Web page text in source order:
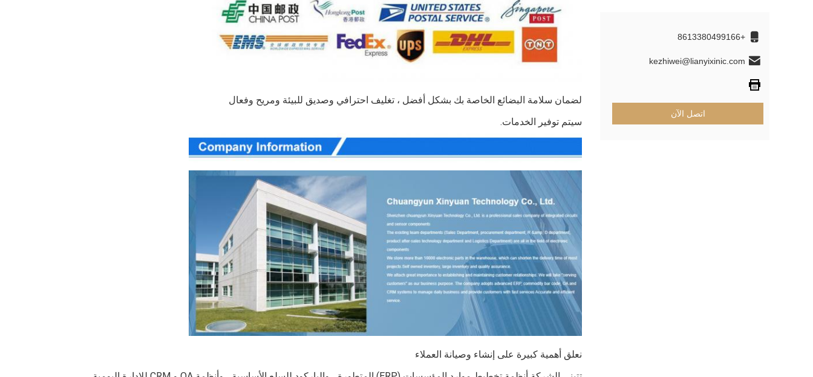
+8613380499166
kezhiwei@lianyixinic.com
اتصل الآن
لضمان سلامة البضائع الخاصة بك بشكل أفضل ، تغليف احترافي وصديق للبيئة ومريح وفعال
سيتم توفير الخدمات.
نعلق أهمية كبيرة على إنشاء وصيانة العملاء